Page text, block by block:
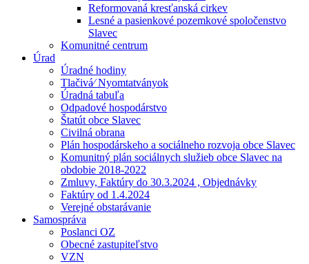
Reformovaná kresťanská cirkev
Lesné a pasienkové pozemkové spoločenstvo
Slavec
Komunitné centrum
Úrad
Úradné hodiny
Tlačivá⁄ Nyomtatványok
Úradná tabuľa
Odpadové hospodárstvo
Štatút obce Slavec
Civilná obrana
Plán hospodárskeho a sociálneho rozvoja obce Slavec
Komunitný plán sociálnych služieb obce Slavec na
obdobie 2018-2022
Zmluvy, Faktúry do 30.3.2024 , Objednávky
Faktúry od 1.4.2024
Verejné obstarávanie
Samospráva
Poslanci OZ
Obecné zastupiteľstvo
VZN